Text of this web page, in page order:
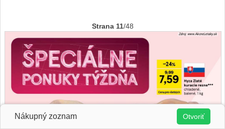
Strana 11/48
Nákupný zoznam Otvoriť